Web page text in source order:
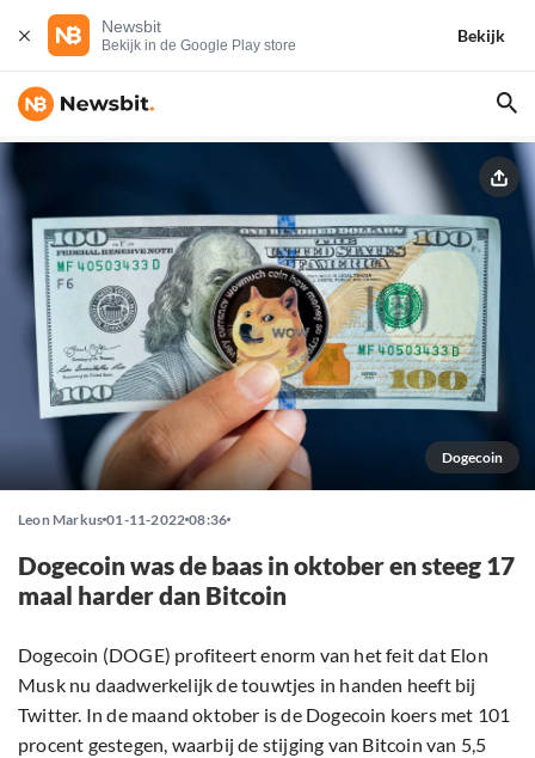
Newsbit
Bekijk in de Google Play store
Bekijk
Dogecoin
Leon Markus 01-11-2022 08:36
Dogecoin was de baas in oktober en steeg 17
maal harder dan Bitcoin
Dogecoin (DOGE) profiteert enorm van het feit dat Elon
Musk nu daadwerkelijk de touwtjes in handen heeft bij
Twitter. In de maand oktober is de Dogecoin koers met 101
procent gestegen, waarbij de stijging van Bitcoin van 5,5